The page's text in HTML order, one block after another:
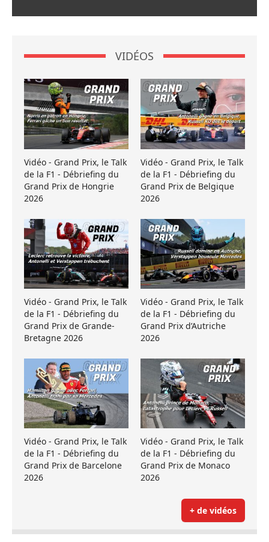
VIDÉOS
Vidéo - Grand Prix, le Talk
de la F1 - Débriefing du
Grand Prix de Hongrie
2026
Vidéo - Grand Prix, le Talk
de la F1 - Débriefing du
Grand Prix de Belgique
2026
Vidéo - Grand Prix, le Talk
de la F1 - Débriefing du
Grand Prix de Grande-
Bretagne 2026
Vidéo - Grand Prix, le Talk
de la F1 - Débriefing du
Grand Prix d’Autriche
2026
Vidéo - Grand Prix, le Talk
de la F1 - Débriefing du
Grand Prix de Barcelone
2026
Vidéo - Grand Prix, le Talk
de la F1 - Débriefing du
Grand Prix de Monaco
2026
+ de vidéos